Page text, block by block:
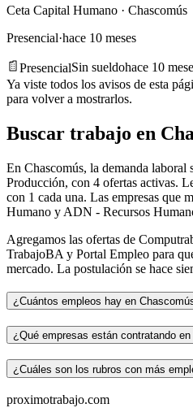
Ceta Capital Humano · Chascomús
Presencial·hace 10 meses
PresencialSin sueldohace 10
Ya viste todos los avisos de esta
para volver a mostrarlos.
Buscar trabajo en
En Chascomús, la demanda laboral
Producción, con 4 ofertas activas.
con 1 cada una. Las empresas que
Humano y ADN - Recursos
Agregamos las ofertas de
TrabajoBA y Portal Empleo para
mercado. La postulación se hace
¿Cuántos empleos hay en
¿Qué empresas están contratando
¿Cuáles son los rubros con más
proximotrabajo.com